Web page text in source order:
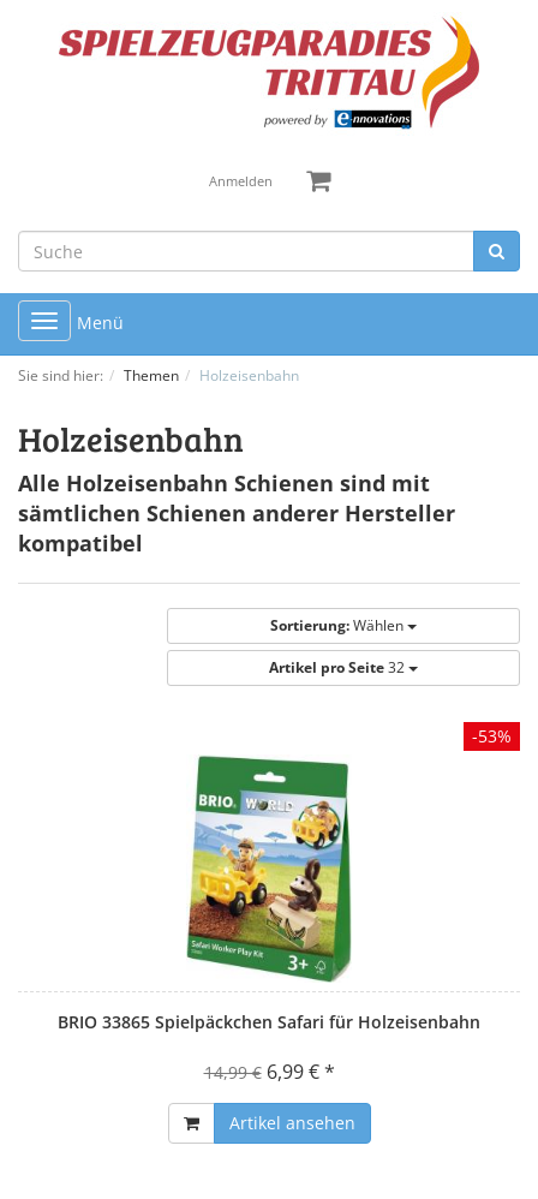
Anmelden
Toggle
navigation
Menü
Sie sind hier: Themen Holzeisenbahn
Holzeisenbahn
Alle Holzeisenbahn Schienen sind mit
sämtlichen Schienen anderer Hersteller
kompatibel
Sortierung:Wählen
Artikel pro Seite32
BRIO 33865 Spielpäckchen Safari für Holzeisenbahn
14,99 € 6,99 € *
Artikel ansehen
-53%